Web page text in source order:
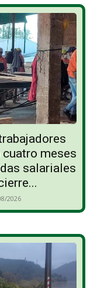
meses
salariales
2026